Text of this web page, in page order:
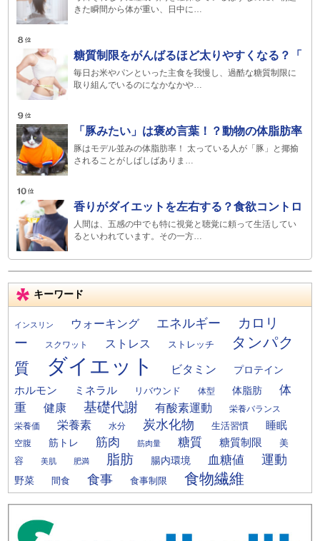
きた瞬間から体が重い、日中に…
糖質制限をがんばるほど太りやすくなる？「
毎日お米やパンといった主食を我慢し、過酷な糖質制限に
取り組んでいるのになかなかや…
「豚みたい」は褒め言葉！？動物の体脂肪率
豚はモデル並みの体脂肪率！ 太っている人が「豚」と揶揄
されることがしばしばありま…
香りがダイエットを左右する？食欲コントロ
人間は、五感の中でも特に視覚と聴覚に頼って生活してい
るといわれています。その一方…
キーワード
インスリン ウォーキング エネルギー
カロリ
ー
スクワット ストレス ストレッチ
タンパク
質
ダイエット ビタミン
プロテイン
ホルモン
ミネラル リバウンド 体型 体脂肪
体
重
健康 基礎代謝 有酸素運動 栄養バランス
栄養価 栄養素 水分 炭水化物 生活習慣 睡眠
空腹 筋トレ 筋肉 筋肉量 糖質 糖質制限
美
容
美肌 肥満 脂肪 腸内環境 血糖値 運動
野菜 間食 食事 食事制限 食物繊維